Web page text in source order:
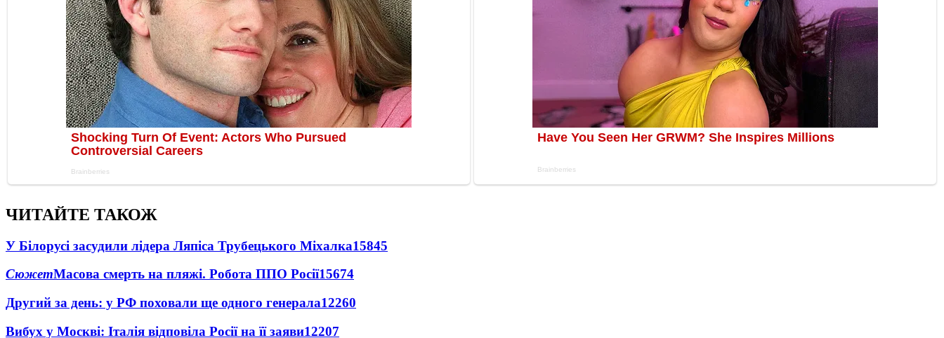
ЧИТАЙТЕ ТАКОЖ
У Білорусі засудили лідера Ляпіса Трубецького Міхалка15845
СюжетМасова смерть на пляжі. Робота ППО Росії15674
Другий за день: у РФ поховали ще одного генерала12260
Вибух у Москві: Італія відповіла Росії на її заяви12207